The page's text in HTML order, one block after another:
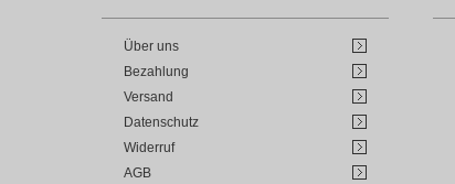
Über uns
Bezahlung
Versand
Datenschutz
Widerruf
AGB